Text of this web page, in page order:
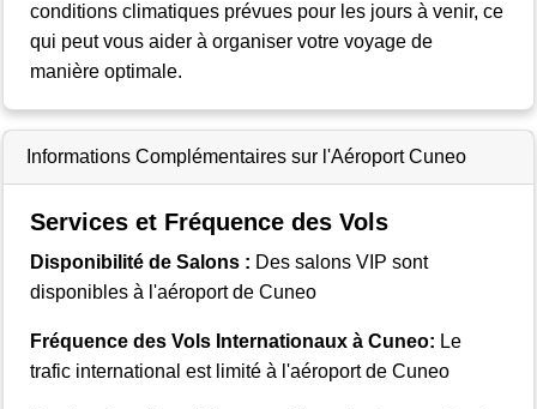
conditions climatiques prévues pour les jours à venir, ce
qui peut vous aider à organiser votre voyage de
manière optimale.
Informations Complémentaires sur l'Aéroport Cuneo
Services et Fréquence des Vols
Disponibilité de Salons : Des salons VIP sont
disponibles à l'aéroport de Cuneo
Fréquence des Vols Internationaux à Cuneo: Le
trafic international est limité à l'aéroport de Cuneo